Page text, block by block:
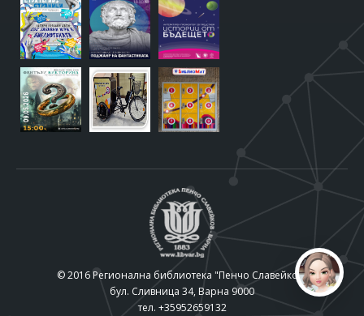
© 2016 Регионална библиотека "Пенчо Славейков"
бул. Сливница 34, Варна 9000
тел. +35952659132